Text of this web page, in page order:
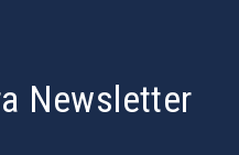
Newsletter